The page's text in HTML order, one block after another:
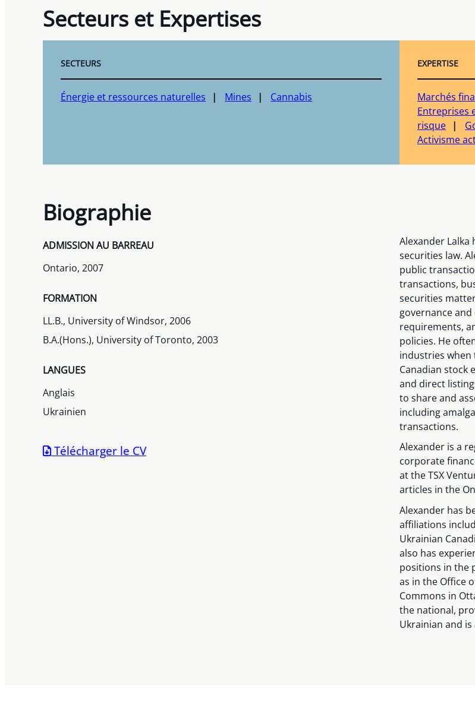
Secteurs et Expertises
SECTEURS
Énergie et ressources naturelles Mines Cannabis
EXPERTISE
Marchés
Entreprises
risque
Activisme
Biographie
ADMISSION AU BARREAU
Ontario, 2007
FORMATION
LL.B., University of Windsor, 2006
B.A.(Hons.), University of Toronto, 2003
LANGUES
Anglais
Ukrainien
Télécharger le CV
Alexander
securities law.
public
transactions,
securities
governance
requirements,
policies. He
industries when
Canadian stock
and direct
to share and
including
transactions.
Alexander is a
corporate
at the TSX
articles in the
Alexander has
affiliations
Ukrainian
also has
positions in the
as in the Office
Commons in
the national,
Ukrainian and